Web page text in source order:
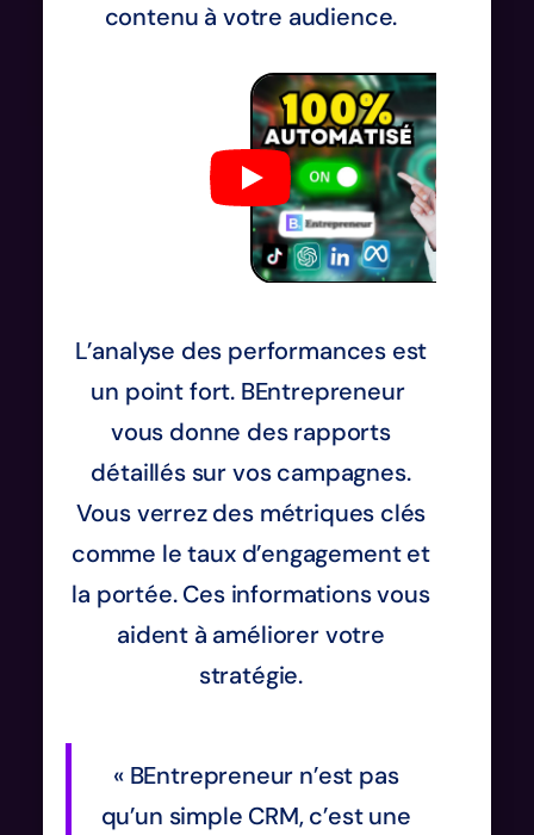
contenu à votre audience.
L’analyse des performances est
un point fort. BEntrepreneur
vous donne des rapports
détaillés sur vos campagnes.
Vous verrez des métriques clés
comme le taux d’engagement et
la portée. Ces informations vous
aident à améliorer votre
stratégie.
« BEntrepreneur n’est pas
qu’un simple CRM, c’est une